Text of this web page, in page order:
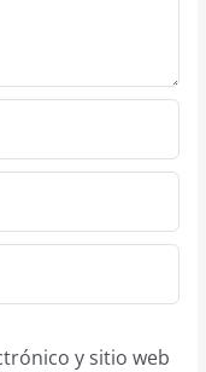
y sitio web